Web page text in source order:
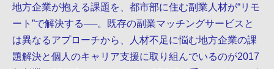
地方企業が抱える課題を、都市部に住む副業人材が“リモ
ート”で解決する──。既存の副業マッチングサービスと
は異なるアプローチから、人材不足に悩む地方企業の課
題解決と個人のキャリア支援に取り組んでいるのが2017